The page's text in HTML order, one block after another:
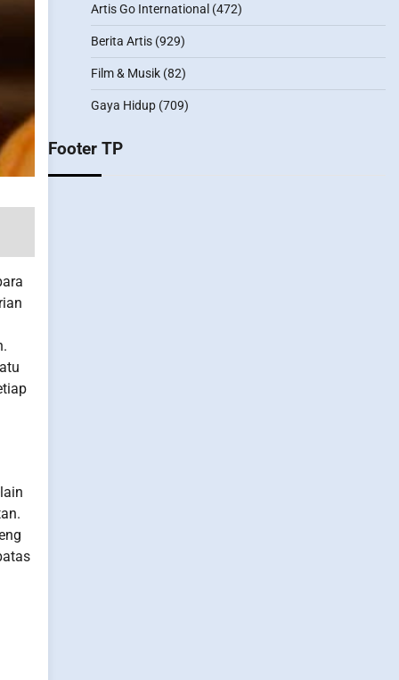
Artis Go International (472)
Berita Artis(929)
Film & Musik(82)
Gaya Hidup(709)
Footer TP